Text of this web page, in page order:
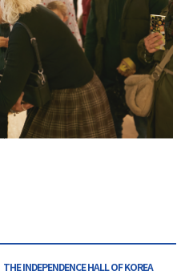
THE INDEPENDENCE HALL OFKOREA